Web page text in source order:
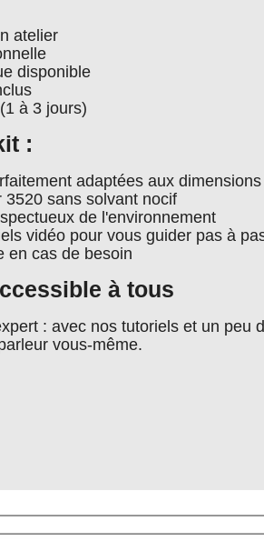
atelier
disponible
à 3 jours)
:
adaptées aux
3520 sans solvant nocif
de l'environnement
vidéo pour vous guider pas à
en cas de besoin
à tous
: avec nos tutoriels et un peu
vous-même.